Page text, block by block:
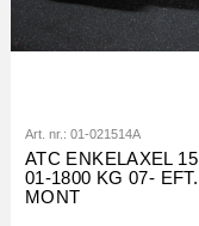
Art. nr.: 01-021514A
ATC ENKELAXEL 15
01-1800 KG 07- EFT.
MONT